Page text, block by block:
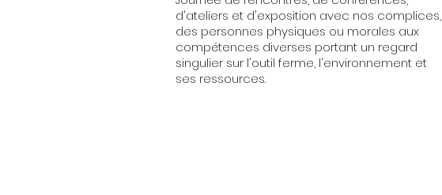
d'ateliers et d'exposition avec nos complices,
des personnes physiques ou morales aux
compétences diverses portant un regard
singulier sur l'outil ferme, l'environnement et
ses ressources.